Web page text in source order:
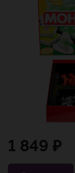
1 849 ₽